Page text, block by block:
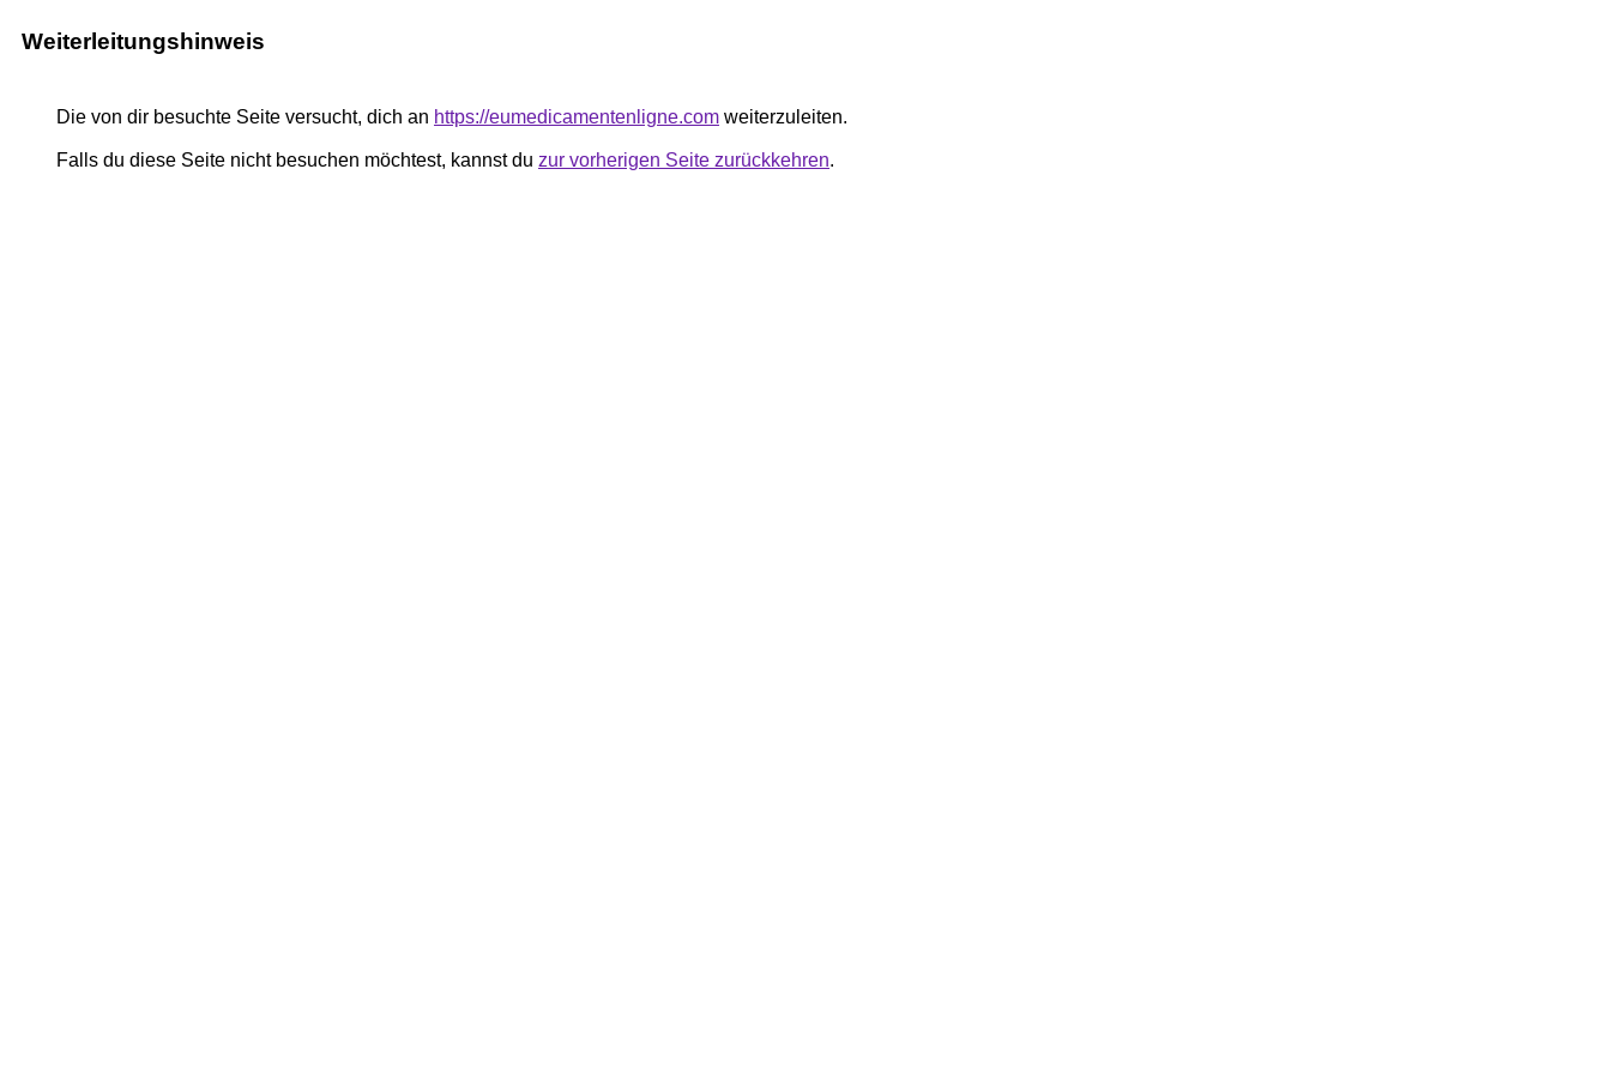
Weiterleitungshinweis
Die von dir besuchte Seite versucht, dich an https://eumedicamentenligne.com weiterzuleiten.
Falls du diese Seite nicht besuchen möchtest, kannst du zur vorherigen Seite zurückkehren.